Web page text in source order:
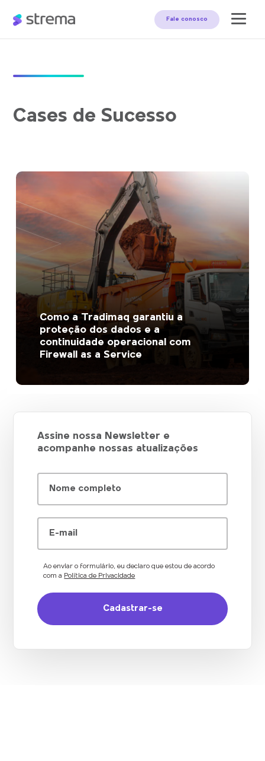
Fale conosco
Cases de Sucesso
Como a Tradimaq garantiu a
proteção dos dados e a
continuidade operacional com
Firewall as a Service
Assine nossa Newsletter e
acompanhe nossas atualizações
Nome completo
E-mail
Ao enviar o formulário, eu declaro que estou de acordo
com a Política de Privacidade